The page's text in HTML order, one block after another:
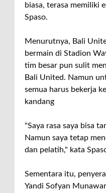
biasa, terasa memiliki
Spaso.
Menurutnya, Bali
bermain di Stadion
tim besar pun sulit
Bali United. Namun
semua harus bekerja
kandang
"Saya rasa saya bisa
Namun saya tetap
dan pelatih," kata
Sementara itu,
Yandi Sofyan